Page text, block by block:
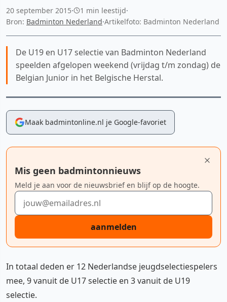
20 september 2015· 1 min leestijd·
Bron: Badminton Nederland·Artikelfoto: Badminton Nederland
De U19 en U17 selectie van Badminton Nederland
speelden afgelopen weekend (vrijdag t/m zondag) de
Belgian Junior in het Belgische Herstal.
Maak badmintonline.nl je Google-favoriet
Mis geen badmintonnieuws
Meld je aan voor de nieuwsbrief en blijf op de hoogte.
E-mailadres
aanmelden
In totaal deden er 12 Nederlandse jeugdselectiespelers
mee, 9 vanuit de U17 selectie en 3 vanuit de U19
selectie.